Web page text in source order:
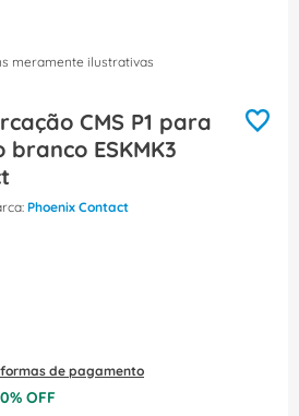
meramente ilustrativas
CMS P1 para
ESKMK3
Phoenix Contact
de pagamento
% OFF